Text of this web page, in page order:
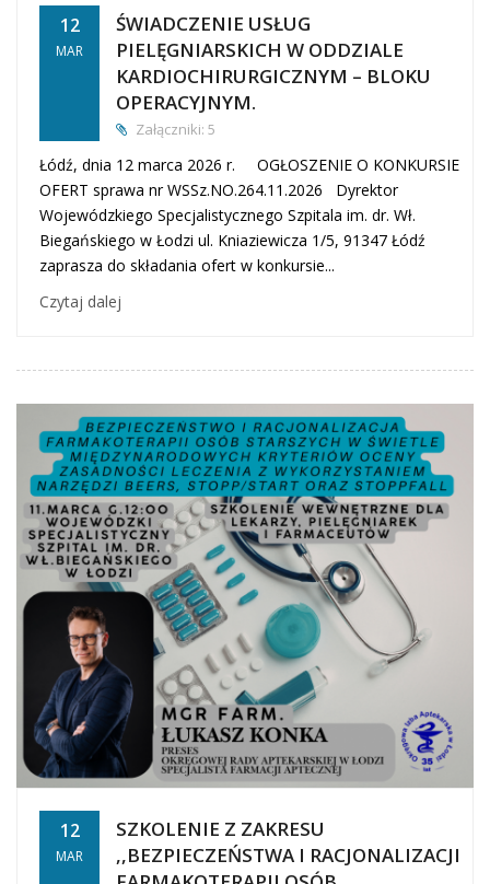
12
MAR
ŚWIADCZENIE USŁUG
PIELĘGNIARSKICH W ODDZIALE
KARDIOCHIRURGICZNYM – BLOKU
OPERACYJNYM.
Załączniki: 5
Łódź, dnia 12 marca 2026 r. OGŁOSZENIE O KONKURSIE
OFERT sprawa nr WSSz.NO.264.11.2026 Dyrektor
Wojewódzkiego Specjalistycznego Szpitala im. dr. Wł.
Biegańskiego w Łodzi ul. Kniaziewicza 1/5, 91347 Łódź
zaprasza do składania ofert w konkursie...
Czytaj dalej
12
MAR
SZKOLENIE Z ZAKRESU
,,BEZPIECZEŃSTWA I RACJONALIZACJI